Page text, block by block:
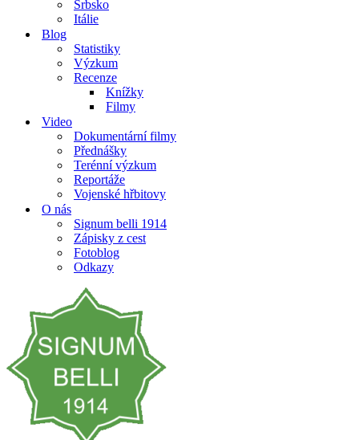
Srbsko
Itálie
Blog
Statistiky
Výzkum
Recenze
Knížky
Filmy
Video
Dokumentární filmy
Přednášky
Terénní výzkum
Reportáže
Vojenské hřbitovy
O nás
Signum belli 1914
Zápisky z cest
Fotoblog
Odkazy